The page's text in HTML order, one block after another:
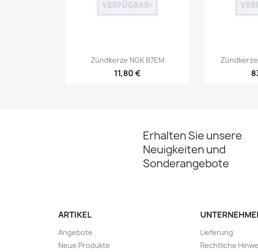
Vorschau
Zündkerze NGK B7EM
11,80 €

Zündkerze
Erhalten Sie unsere
Neuigkeiten und
Sonderangebote
ARTIKEL
Angebote
Neue Produkte
Lieferung
Rechtliche